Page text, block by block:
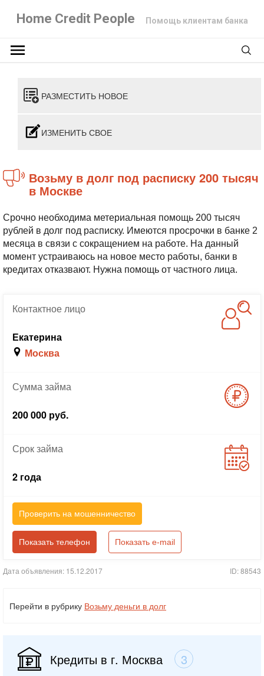
Home Credit People Помощь клиентам банка
РАЗМЕСТИТЬ НОВОЕ
ИЗМЕНИТЬ СВОЕ
возьму в долг под расписку 200 тысяч
в Москве
Срочно необходима метериальная помощь 200 тысяч
рублей в долг под расписку. Имеются просрочки в банке 2
месяца в связи с сокращением на работе. На данный
момент устраиваюсь на новое место работы, банки в
кредитах отказвают. Нужна помощь от частного лица.
Контактноелицо
Екатерина
Москва
Суммазайма
200 000 руб.
Срокзайма
2 года
Проверить на мошенничество
Показать телефон Показать e-mail
Дата объявления: 15.12.2017 ID: 88543
Перейти в рубрику Возьму деньги в долг
Кредиты в г. Москва 3